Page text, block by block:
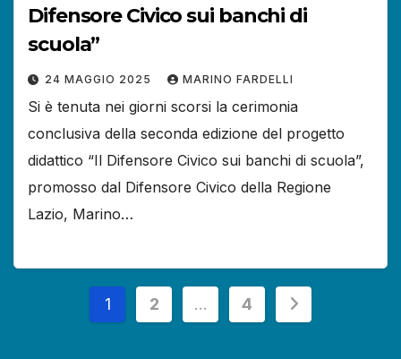
Difensore Civico sui banchi di
scuola”
24 MAGGIO 2025 MARINO FARDELLI
Si è tenuta nei giorni scorsi la cerimonia
conclusiva della seconda edizione del progetto
didattico “Il Difensore Civico sui banchi di scuola”,
promosso dal Difensore Civico della Regione
Lazio, Marino…
Paginazione
1 2 … 4